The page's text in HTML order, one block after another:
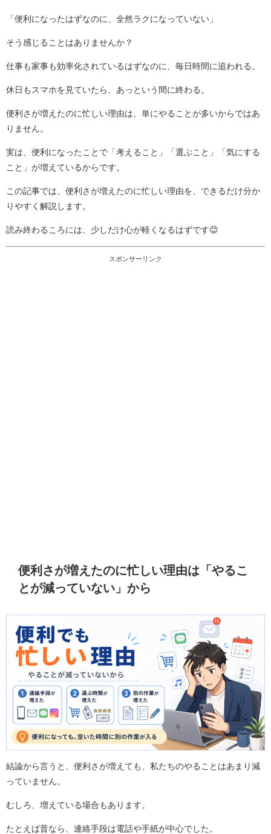
「便利になったはずなのに、全然ラクになっていない」
そう感じることはありませんか？
仕事も家事も効率化されているはずなのに、毎日時間に追われる。
休日もスマホを見ていたら、あっという間に終わる。
便利さが増えたのに忙しい理由は、単にやることが多いからではあ
りません。
実は、便利になったことで「考えること」「選ぶこと」「気にする
こと」が増えているからです。
この記事では、便利さが増えたのに忙しい理由を、できるだけ分か
りやすく解説します。
読み終わるころには、少しだけ心が軽くなるはずです😊
スポンサーリンク
便利さが増えたのに忙しい理由は「やるこ
とが減っていない」から
結論から言うと、便利さが増えても、私たちのやることはあまり減
っていません。
むしろ、増えている場合もあります。
たとえば昔なら、連絡手段は電話や手紙が中心でした。